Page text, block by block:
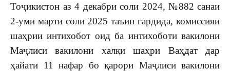
Тоҷикистон аз 4 декабри соли 2024, №882 санаи
2-уми марти соли 2025 таъин гардида, комиссияи
шаҳрии интихобот оид ба интихоботи вакилони
Маҷлиси вакилони халқи шаҳри Ваҳдат дар
ҳайати 11 нафар бо қарори Маҷлиси вакилони